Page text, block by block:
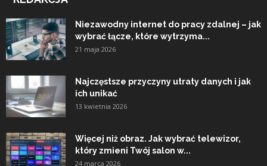
Niezawodny internet do pracy zdalnej – jak
wybrać łącze, które wytrzyma...
21 maja 2026
Najczęstsze przyczyny utraty danych i jak
ich unikać
13 kwietnia 2026
Więcej niż obraz. Jak wybrać telewizor,
który zmieni Twój salon w...
24 marca 2026